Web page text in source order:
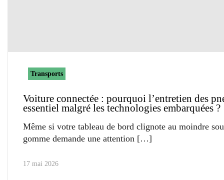
Transports
Voiture connectée : pourquoi l’entretien des
essentiel malgré les technologies embarquées ?
Même si votre tableau de bord clignote au moindre
gomme demande une attention
17 mai 2026